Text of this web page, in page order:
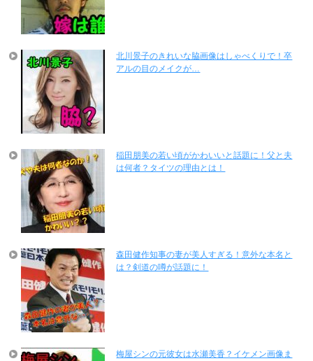
北川景子のきれいな脇画像はしゃべくりで！卒
アルの目のメイクが…
稲田朋美の若い頃がかわいいと話題に！父と夫
は何者？タイツの理由とは！
森田健作知事の妻が美人すぎる！意外な本名と
は？剣道の噂が話題に！
梅屋シンの元彼女は水瀬美香？イケメン画像ま